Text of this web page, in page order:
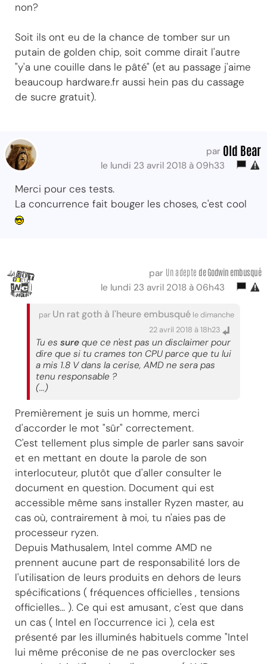
non?
Soit ils ont eu de la chance de tomber sur un
putain de golden chip, soit comme dirait l'autre
"y'a une couille dans le pâté" (et au passage j'aime
beaucoup hardware.fr aussi hein pas du cassage
de sucre gratuit).
par Old Bear
le lundi 23 avril 2018 à 09h33
Merci pour ces tests.
La concurrence fait bouger les choses, c'est cool
par Un adepte de Godwin embusqué
le lundi 23 avril 2018 à 06h43
par Un rat goth à l'heure embusqué le dimanche
22 avril 2018 à 18h23
Tu es sure que ce n'est pas un disclaimer pour
dire que si tu crames ton CPU parce que tu lui
a mis 1.8 V dans la cerise, AMD ne sera pas
tenu responsable ?
(...)
Premièrement je suis un homme, merci
d'accorder le mot "sûr" correctement.
C'est tellement plus simple de parler sans savoir
et en mettant en doute la parole de son
interlocuteur, plutôt que d'aller consulter le
document en question. Document qui est
accessible même sans installer Ryzen master, au
cas où, contrairement à moi, tu n'aies pas de
processeur ryzen.
Depuis Mathusalem, Intel comme AMD ne
prennent aucune part de responsabilité lors de
l'utilisation de leurs produits en dehors de leurs
spécifications ( fréquences officielles , tensions
officielles... ). Ce qui est amusant, c'est que dans
un cas ( Intel en l'occurrence ici ), cela est
présenté par les illuminés habituels comme "Intel
lui même préconise de ne pas overclocker ses